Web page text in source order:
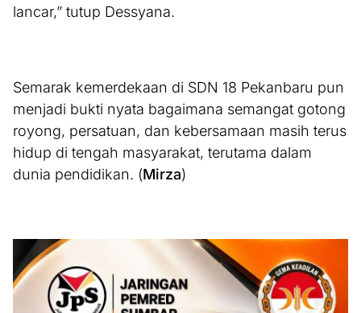
lancar,” tutup Dessyana.
Semarak kemerdekaan di SDN 18 Pekanbaru pun
menjadi bukti nyata bagaimana semangat gotong
royong, persatuan, dan kebersamaan masih terus
hidup di tengah masyarakat, terutama dalam
dunia pendidikan. (Mirza)